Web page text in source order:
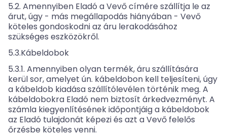
5.2. Amennyiben Eladó a Vevő címére szállítja le az
árut, úgy - más megállapodás hiányában - Vevő
köteles gondoskodni az áru lerakodásához
szükséges eszközökről.
5.3.Kábeldobok
5.3.1. Amennyiben olyan termék, áru szállítására
kerül sor, amelyet ún. kábeldobon kell teljesíteni, úgy
a kábeldob kiadása szállítólevélen történik meg. A
kábeldobokra Eladó nem biztosít árkedvezményt. A
számla kiegyenlítésének időpontjáig a kábeldobok
az Eladó tulajdonát képezi és azt a Vevő felelős
őrzésbe köteles venni.